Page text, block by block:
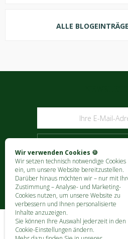
ALLE
Wir verwenden Cookies 🍪
Wir setzen technisch notwendige Cookies
ein, um unsere Website bereitzustellen.
Darüber hinaus möchten wir – nur mit
Zustimmung – Analyse- und Marketing-
Cookies nutzen, um unsere Website zu
verbessern und Ihnen personalisierte
Inhalte anzuzeigen.
Sie können Ihre Auswahl jederzeit in den
Cookie-Einstellungen ändern.
KONTAKT